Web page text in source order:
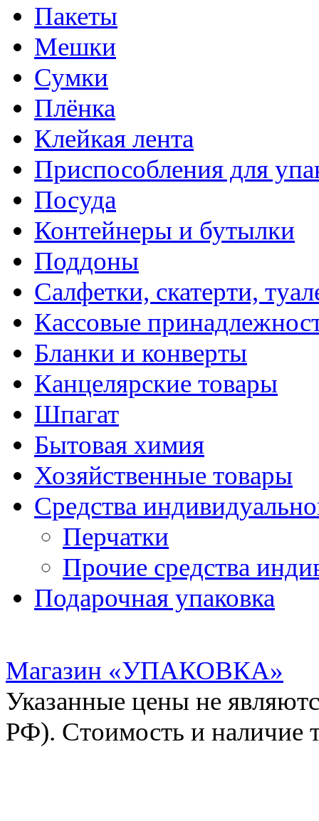
Пакеты
Мешки
Сумки
Плёнка
Клейкая лента
Приспособления для
Посуда
Контейнеры и бутылки
Поддоны
Салфетки, скатерти,
Кассовые
Бланки и конверты
Канцелярские товары
Шпагат
Бытовая химия
Хозяйственные товары
Средства
Перчатки
Прочие средства
Подарочная упаковка
Магазин «УПАКОВКА»
Указанные цены не
РФ). Стоимость и наличие